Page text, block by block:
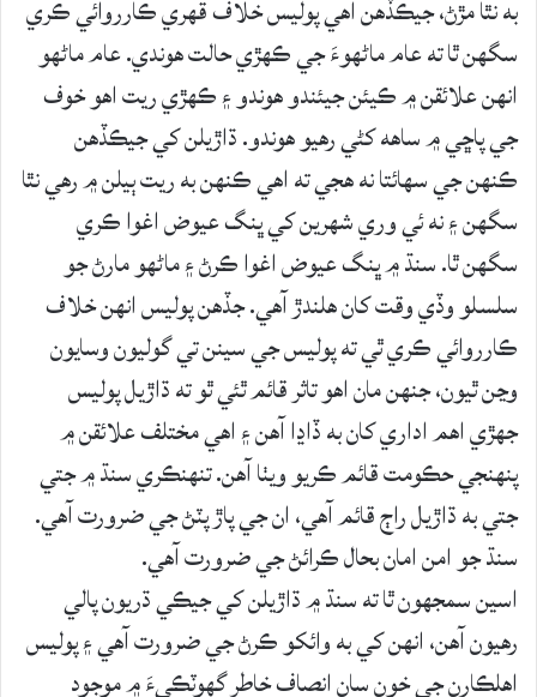
به نٿا مڙڻ، جيڪڏهن اهي پوليس خلاف قهري ڪارروائي ڪري
سگهن ٿا ته عام ماڻهوءَ جي ڪهڙي حالت هوندي. عام ماڻهو
انهن علائقن ۾ ڪيئن جيئندو هوندو ۽ ڪهڙي ريت اهو خوف
جي پاڇي ۾ ساهه کڻي رهيو هوندو. ڌاڙيلن کي جيڪڏهن
ڪنهن جي سهائتا نه هجي ته اهي ڪنهن به ريت ٻيلن ۾ رهي نٿا
سگهن ۽ نه ئي وري شهرين کي ڀنگ عيوض اغوا ڪري
سگهن ٿا. سنڌ ۾ ڀنگ عيوض اغوا ڪرڻ ۽ ماڻهو مارڻ جو
سلسلو وڏي وقت کان هلندڙ آهي. جڏهن پوليس انهن خلاف
ڪارروائي ڪري ٿي ته پوليس جي سينن تي گوليون وسايون
وڃن ٿيون، جنهن مان اهو تاثر قائم ٿئي ٿو ته ڌاڙيل پوليس
جهڙي اهم اداري کان به ڏاڍا آهن ۽ اهي مختلف علائقن ۾
پنهنجي حڪومت قائم ڪريو ويٺا آهن. تنهنڪري سنڌ ۾ جتي
جتي به ڌاڙيل راڄ قائم آهي، ان جي پاڙ پٽڻ جي ضرورت آهي.
سنڌ جو امن امان بحال ڪرائڻ جي ضرورت آهي.
اسين سمجهون ٿا ته سنڌ ۾ ڌاڙيلن کي جيڪي ڌريون پالي
رهيون آهن، انهن کي به وائکو ڪرڻ جي ضرورت آهي ۽ پوليس
اهلڪارن جي خون سان انصاف خاطر گهوٽڪيءَ ۾ موجود